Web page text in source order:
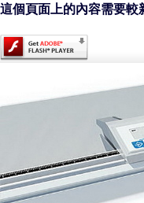
這個頁面上的內容需要較